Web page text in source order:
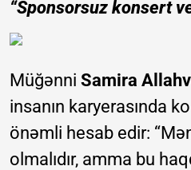
“Sponsorsuz konsert
Müğənni Samira
insanın karyerasında
önəmli hesab edir:
olmalıdır, amma bu